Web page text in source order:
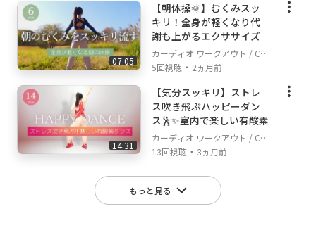
07:05
【朝体操🌞】むくみスッ
キリ！全身が軽くなり代
謝も上がるエクササイズ
カーディオ ワークアウト / Car
dio Workout
5回視聴 ・ 2ヵ月前
14:31
【気分スッキリ】ストレ
ス吹き飛ぶハッピーダン
ス🕺✨室内で楽しい有酸素
カーディオ ワークアウト / Car
dio Workout
13回視聴 ・ 3ヵ月前
もっと見る